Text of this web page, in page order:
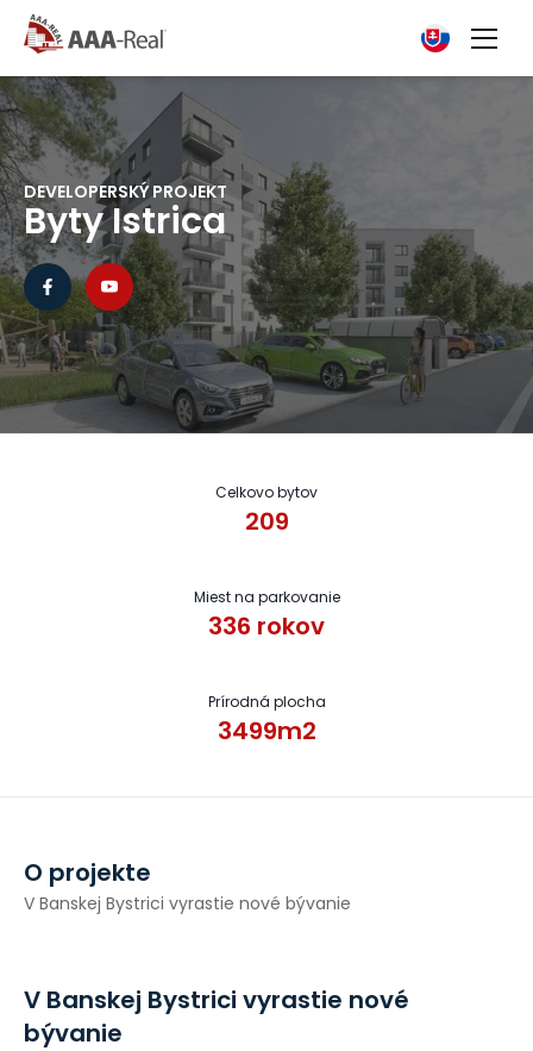
DEVELOPERSKÝ PROJEKT
Byty Istrica
Celkovo bytov
209
Miest na parkovanie
336 rokov
Prírodná plocha
3500m2
O projekte
V Banskej Bystrici vyrastie nové bývanie
V Banskej Bystrici vyrastie nové
bývanie